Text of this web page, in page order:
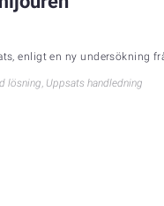
enligt en ny undersökning
lösning, Uppsats handledning